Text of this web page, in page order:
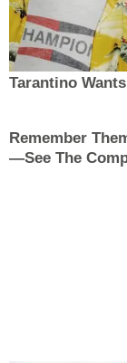
Tarantino
Remember
—See The